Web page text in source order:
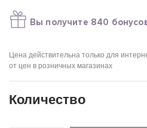
Вы получите 840
Цена действительна только для
от цен в розничных магазинах
Количество